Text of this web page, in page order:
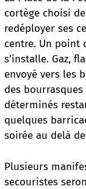
cortège choisi
redéployer ses
centre. Un point
s’installe. Gaz,
envoyé vers les
des bourrasques
déterminés
quelques
soirée au delà
Plusieurs
secouristes